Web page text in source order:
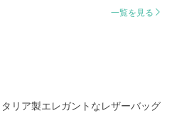
一覧を見る
リア製エレガントなレザーバッグ